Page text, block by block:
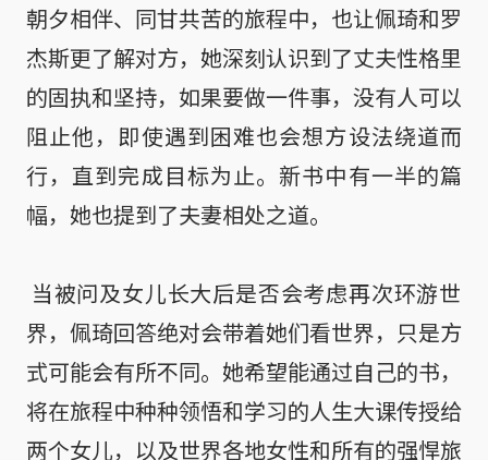
朝夕相伴、同甘共苦的旅程中，也让佩琦和罗
杰斯更了解对方，她深刻认识到了丈夫性格里
的固执和坚持，如果要做一件事，没有人可以
阻止他，即使遇到困难也会想方设法绕道而
行，直到完成目标为止。新书中有一半的篇
幅，她也提到了夫妻相处之道。
界，佩琦回答绝对会带着她们看世界，只是方
式可能会有所不同。她希望能通过自己的书，
将在旅程中种种领悟和学习的人生大课传授给
两个女儿，以及世界各地女性和所有的强悍旅